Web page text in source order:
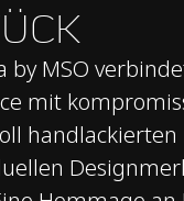
by MSO
mit